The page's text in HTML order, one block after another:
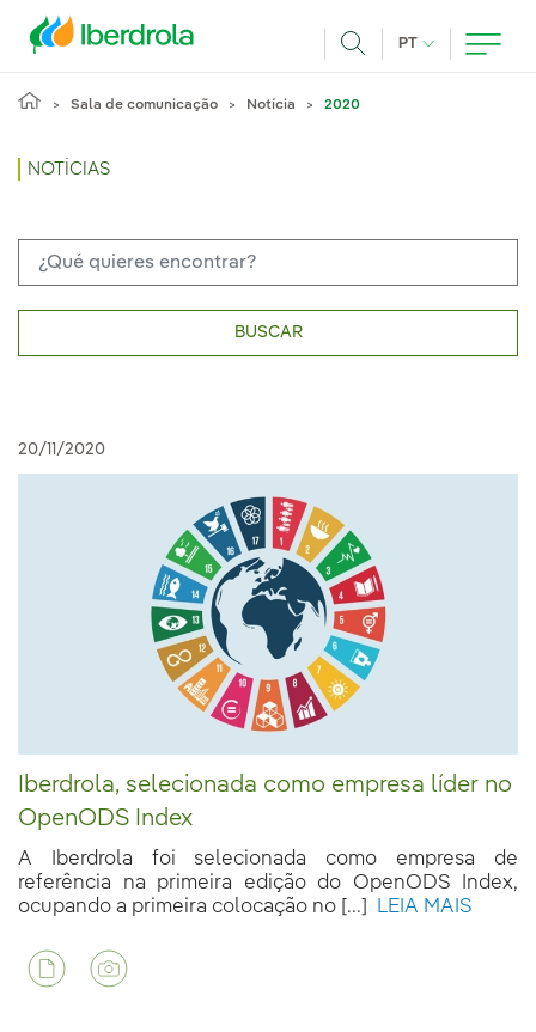
PT IDIOMA ATUAL,
Sala de comunicação Notícia 2020
NOTÍCIAS
BUSCAR
20/11/2020
Iberdrola, selecionada como empresa líder no
OpenODS Index
A Iberdrola foi selecionada como empresa de
referência na primeira edição do OpenODS Index,
ocupando a primeira colocação no [...]
LEIA MAIS